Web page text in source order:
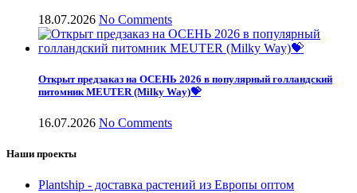
18.07.2026 No Comments
Открыт предзаказ на ОСЕНЬ 2026 в популярный голландский
питомник MEUTER (Milky Way)💝
16.07.2026 No Comments
Наши проекты
Plantship - доставка растений из Европы оптом